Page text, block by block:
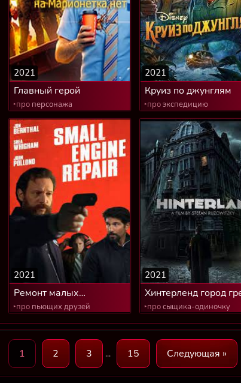
Главный герой
2021
‣про персонажа
Круиз по джунглям
2021
‣проэкспедицию
Ремонт малых
двигателей
2021
‣про пьющих друзей
Хинтерленд город
2021
‣просыщика-одиночку
1 2 3 ... 15 Следующая »